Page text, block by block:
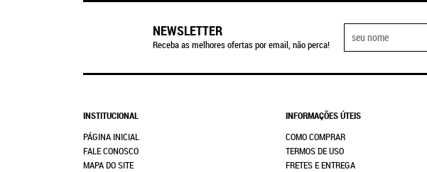
NEWSLETTER
Receba as melhores ofertas por email, não perca!
INSTITUCIONAL
PÁGINA INICIAL
FALE CONOSCO
MAPA DO SITE
INFORMAÇÕES ÚTEIS
COMO COMPRAR
TERMOS DE USO
FRETES E ENTREGA